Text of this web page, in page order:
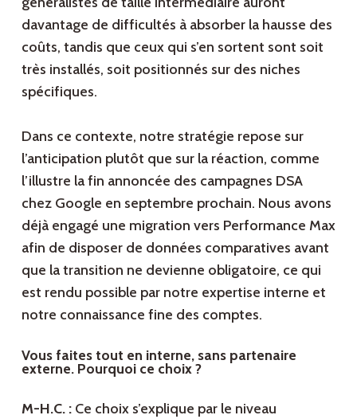
davantage de difficultés à absorber la hausse des
coûts, tandis que ceux qui s’en sortent sont soit
très installés, soit positionnés sur des niches
spécifiques.
Dans ce contexte, notre stratégie repose sur
l’anticipation plutôt que sur la réaction, comme
l’illustre la fin annoncée des campagnes DSA
chez Google en septembre prochain. Nous avons
déjà engagé une migration vers Performance Max
afin de disposer de données comparatives avant
que la transition ne devienne obligatoire, ce qui
est rendu possible par notre expertise interne et
notre connaissance fine des comptes.
Vous faites tout en interne, sans partenaire
externe. Pourquoi ce choix ?
M-H.C. :Ce choix s’explique par le niveau